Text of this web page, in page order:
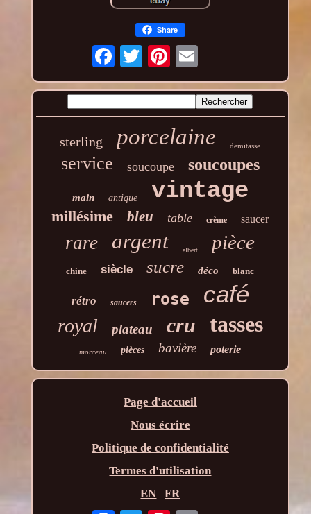
Share
sterling porcelaine demitasse
service soucoupe soucoupes
main antique vintage
millésime bleu table crème saucer
rare argent albert pièce
chine siècle sucre déco blanc
rétro saucers rose café
royal plateau cru tasses
morceau pièces bavière poterie
Page d'accueil
Nous écrire
Politique de confidentialité
Termes d'utilisation
EN
FR